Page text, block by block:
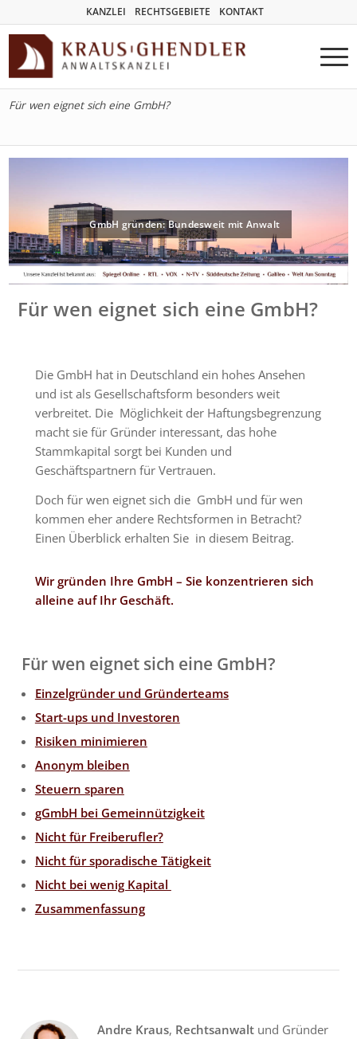
KANZLEI RECHTSGEBIETE KONTAKT
Für wen eignet sich eine GmbH?
GmbH gründen: Bundesweit mit Anwalt
Für wen eignet sich eine GmbH?
Die GmbH hat in Deutschland ein hohes Ansehen
und ist als Gesellschaftsform besonders weit
verbreitet. Die Möglichkeit der Haftungsbegrenzung
macht sie für Gründer interessant, das hohe
Stammkapital sorgt bei Kunden und
Geschäftspartnern für Vertrauen.
Doch für wen eignet sich die GmbH und für wen
kommen eher andere Rechtsformen in Betracht?
Einen Überblick erhalten Sie in diesem Beitrag.
Wir gründen Ihre GmbH – Sie konzentrieren sich
alleine auf Ihr Geschäft.
Für wen eignet sich eine GmbH?
Einzelgründer und Gründerteams
Start-ups und Investoren
Risiken minimieren
Anonym bleiben
Steuern sparen
gGmbH bei Gemeinnützigkeit
Nicht für Freiberufler?
Nicht für sporadische Tätigkeit
Nicht bei wenig Kapital
Zusammenfassung
Andre Kraus, Rechtsanwalt und Gründer